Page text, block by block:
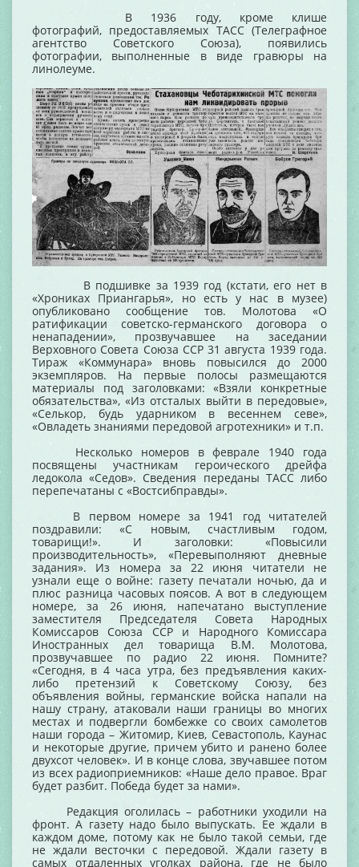
В 1936 году, кроме клише
фотографий, предоставляемых ТАСС (Телеграфное
агентство Советского Союза), появились
фотографии, выполненные в виде гравюры на
линолеуме.
В подшивке за 1939 год (кстати, его нет в
«Хрониках Приангарья», но есть у нас в музее)
опубликовано сообщение тов. Молотова «О
ратификации советско-германского договора о
ненападении», прозвучавшее на заседании
Верховного Совета Союза ССР 31 августа 1939 года.
Тираж «Коммунара» вновь повысился до 2000
экземпляров. На первые полосы размещаются
материалы под заголовками: «Взяли конкретные
обязательства», «Из отсталых выйти в передовые»,
«Селькор, будь ударником в весеннем севе»,
«Овладеть знаниями передовой агротехники» и т.п.
Несколько номеров в феврале 1940 года
посвящены участникам героического дрейфа
ледокола «Седов». Сведения переданы ТАСС либо
перепечатаны с «Востсибправды».
В первом номере за 1941 год читателей
поздравили: «С новым, счастливым годом,
товарищи!». И заголовки: «Повысили
производительность», «Перевыполняют дневные
задания». Из номера за 22 июня читатели не
узнали еще о войне: газету печатали ночью, да и
плюс разница часовых поясов. А вот в следующем
номере, за 26 июня, напечатано выступление
заместителя Председателя Совета Народных
Комиссаров Союза ССР и Народного Комиссара
Иностранных дел товарища В.М. Молотова,
прозвучавшее по радио 22 июня. Помните?
«Сегодня, в 4 часа утра, без предъявления каких-
либо претензий к Советскому Союзу, без
объявления войны, германские войска напали на
нашу страну, атаковали наши границы во многих
местах и подвергли бомбежке со своих самолетов
наши города – Житомир, Киев, Севастополь, Каунас
и некоторые другие, причем убито и ранено более
двухсот человек». И в конце слова, звучавшее потом
из всех радиоприемников: «Наше дело правое. Враг
будет разбит. Победа будет за нами».
Редакция оголилась – работники уходили на
фронт. А газету надо было выпускать. Ее ждали в
каждом доме, потому как не было такой семьи, где
не ждали весточки с передовой. Ждали газету в
самых отдаленных уголках района, где не было